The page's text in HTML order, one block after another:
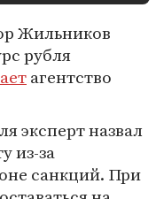
Жильников
рубля
агентство
эксперт назвал
из-за
санкций. При